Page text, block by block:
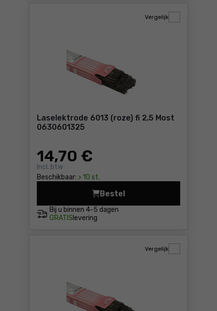
Laselektrode 6013 (roze) fi 2,5 Most
0630601325
14,70 €
Incl. btw
Beschikbaar: > 10 st.
Vergelijk
Bij u binnen 4-5 dagen
GRATIS levering
Bestel
Laselektrode 6013 (roze) fi
Vergelijk